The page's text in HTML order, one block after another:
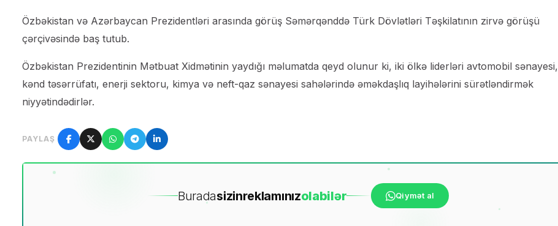
Özbəkistan və Azərbaycan Prezidentləri arasında görüş Səmərqənddə Türk Dövlətləri Təşkilatının zirvə görüşü
çərçivəsində baş tutub.
Özbəkistan Prezidentinin Mətbuat Xidmətinin yaydığı məlumatda qeyd olunur ki, iki ölkə liderləri avtomobil sənayesi,
kənd təsərrüfatı, enerji sektoru, kimya və neft-qaz sənayesi sahələrində əməkdaşlıq layihələrini sürətləndirmək
niyyətindədirlər.
PAYLAŞ
Buradasizinreklamınızolabilər Qiymət al